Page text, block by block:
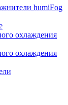
humiFog
охлаждения
охлаждения